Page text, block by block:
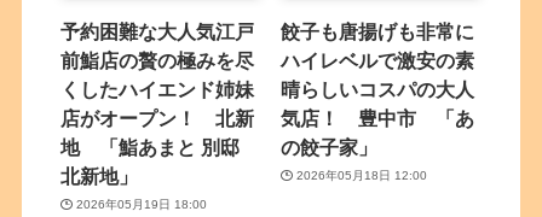
予約困難な大人気江戸
前鮨店の贅の極みを尽
くしたハイエンド姉妹
店がオープン！ 北新
地 「鮨あまと 別邸
北新地」
2026年05月19日 18:00
餃子も唐揚げも非常に
ハイレベルで激安の素
晴らしいコスパの大人
気店！ 豊中市 「あ
の餃子家」
2026年05月18日 12:00